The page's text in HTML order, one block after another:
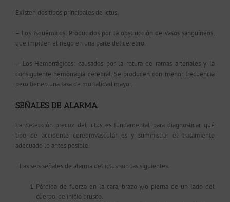
Existen dos tipos principales de ictus.
– Los Isquémicos: Producidos por la obstrucción de vasos sanguíneos,
que impiden el riego en una parte del cerebro.
– Los Hemorrágicos: causados por la rotura de ramas arteriales y la
consiguiente hemorragia cerebral. Se producen con menor frecuencia
pero tienen una tasa de mortalidad mayor.
SEÑALES DE ALARMA.
La detección precoz del ictus es fundamental para diagnosticar qué
tipo de accidente cerebrovascular es y suministrar el tratamiento
adecuado lo antes posible.
Las seis señales de alarma del ictus son las siguientes:
Pérdida de fuerza en la cara, brazo y/o pierna de un lado del
cuerpo, de inicio brusco.